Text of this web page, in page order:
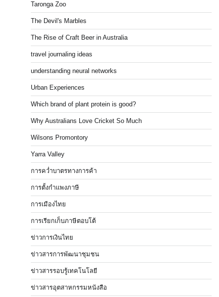
Taronga Zoo
The Devil's Marbles
The Rise of Craft Beer in Australia
travel journaling ideas
understanding neural networks
Urban Experiences
Which brand of plant protein is good?
Why Australians Love Cricket So Much
Wilsons Promontory
Yarra Valley
การคว่ำบาตรทางการค้า
การตั้งกำแพงภาษี
การเมืองไทย
การเรียกเก็บภาษีตอบโต้
ข่าวการเงินไทย
ข่าวสารการพัฒนาชุมชน
ข่าวสารรอบรู้เทคโนโลยี
ข่าวสารอุตสาหกรรมหนังสือ